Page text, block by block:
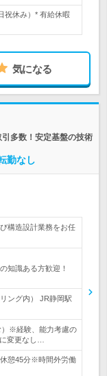
休み）* 有給休暇
気になる
多数！安定基盤の技術
勤なし
構造設計業務をお任
知識ある方歓迎！
ング内） JR静岡駅
）※経験、能力考慮の
変更なし…
憩45分※時間外労働